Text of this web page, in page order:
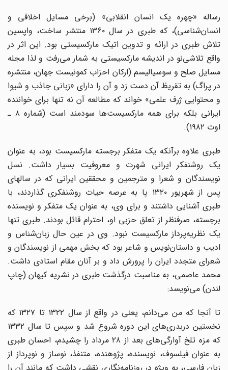
رساله «چهره‌ یک انسان انقلابی» (برخی مسایل اخلاقی و
انسان‌شناسی)، که طبری در سال ۱۳۶۰ منتشر ساخت، واپسین
تلاش طبری در ارائه و تدوین اتیک مارکسیستی بود. این اثر در
واقع تلاشی‌نو در اندیشه مارکسیستی به شمار می‌رفت و لذا مجله
مسایل صلح و سوسیالیسم (ارکان احزاب کمونیست جهان، منتشره
در پراگ) به تقریظ آن دست زد و آن را دارای «زبانی جاذب و شیوا
و محتوایی ژرف علمی» خواند که مطالعه آن نه تنها برای خواننده
ایرانی بلکه برای همه مارکسیست‌ها سودمند است (شماره ۸ ـ
اوت ۱۹۸۲).
طبری علاوه برآنکه یک متفکر برجسته مارکسیست بود، به عنوان
یک روشنفکر ایرانی شهرت و معروفیت بسیار داشت. نسل
نویسندگان و شعرا و مترجمین و محققین ایرانی که در سالهای
پس از شهریور ۱۳۲۰ پا به عرصه حیات روشنفکری گذاردند، با
طبری آشنایی داشتند و برای وی، به عنوان یک متفکر و نویسنده
برجسته، صرفنظر از تعلق حزبی او، احترام قائل بودند. طبری تنها
یک نظریه‌پرداز مارکسیست نبود. وی در عین حال زبان‌شناس و
ادیب و داستان‌نویس و شاعر بود که بخش مهمی از نویسندگان و
شعرای متجدد ایران را پرورش داد و بر آنان مقام استادی داشت.
محمد عاصمی، به مناسبت درگذشت طبری در نشریه کیهان (چاپ
لندن) می‌نویسد:
تا آنجا که من می‌دانم، یعنی در واقع از سال ۱۳۲۲ تا ۱۳۲۷ که
نخستین در‌بدری‌های این دوره شروع شد و سپس تا سال ۱۳۳۲
که مزه تلخ آوارگی‌های بعد از ۲۸ مرداد را چشیدم، احسان طبری
به عنوان فیلسوف، نویسنده، پژوهنده، متنفذ، نوساز و نوپرداز از